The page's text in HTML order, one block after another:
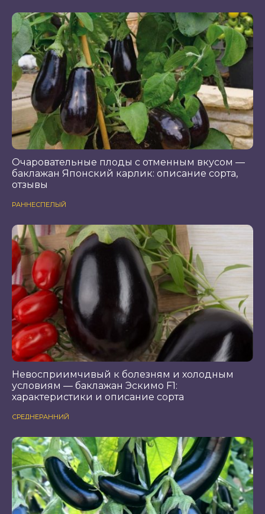
Очаровательные плоды с отменным вкусом —
баклажан Японский карлик: описание сорта,
отзывы
РАННЕСПЕЛЫЙ
Невосприимчивый к болезням и холодным
условиям — баклажан Эскимо F1:
характеристики и описание сорта
СРЕДНЕРАННИЙ